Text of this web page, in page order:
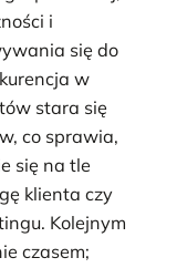
i
się do
w
stara się
co sprawia,
się na tle
klienta czy
Kolejnym
czasem;